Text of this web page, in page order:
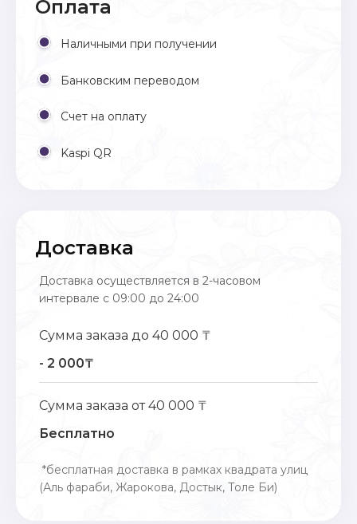
Оплата
Наличными при получении
Банковским переводом
Счет на оплату
Kaspi QR
Доставка
Доставка осуществляется в 2-часовом
интервале с 09:00 до 24:00
Сумма заказа до 40 000 ₸
- 2 000₸
Сумма заказа от 40 000 ₸
Бесплатно
*бесплатная доставка в рамках квадрата улиц
(Аль фараби, Жарокова, Достык, Толе Би)